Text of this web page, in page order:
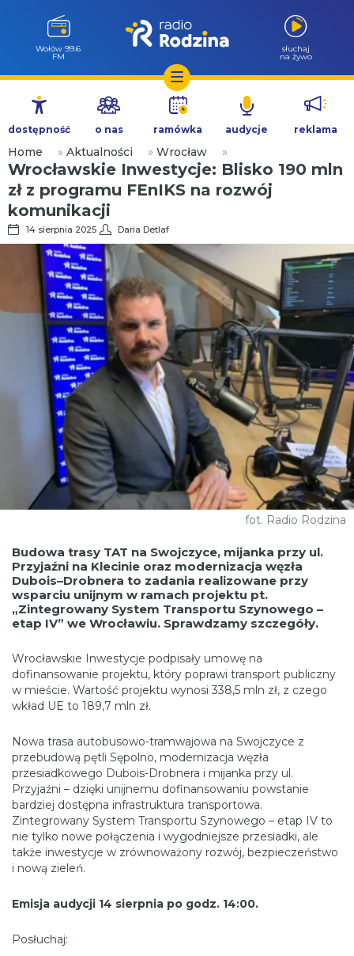
Przejdź
treści
Wołów 99.6
FM
słuchaj
na żywo
dostępność o nas ramówka audycje reklama
Home » Aktualności » Wrocław »
Wrocławskie Inwestycje: Blisko 190 mln
zł z programu FEnIKS na rozwój
komunikacji
14 sierpnia 2025 Daria Detlaf
fot. Radio Rodzina
Budowa trasy TAT na Swojczyce, mijanka przy ul.
Przyjaźni na Klecinie oraz modernizacja węzła
Dubois–Drobnera to zadania realizowane przy
wsparciu unijnym w ramach projektu pt.
„Zintegrowany System Transportu Szynowego –
etap IV” we Wrocławiu. Sprawdzamy szczegóły.
Wrocławskie Inwestycje podpisały umowę na
dofinansowanie projektu, który poprawi transport publiczny
w mieście. Wartość projektu wynosi 338,5 mln zł, z czego
wkład UE to 189,7 mln zł.
Nowa trasa autobusowo-tramwajowa na Swojczyce z
przebudową pętli Sępolno, modernizacja węzła
przesiadkowego Dubois-Drobnera i mijanka przy ul.
Przyjaźni – dzięki unijnemu dofinansowaniu powstanie
bardziej dostępna infrastruktura transportowa.
Zintegrowany System Transportu Szynowego – etap IV to
nie tylko nowe połączenia i wygodniejsze przesiadki, ale
także inwestycje w zrównoważony rozwój, bezpieczeństwo
i nową zieleń.
Emisja audycji 14 sierpnia po godz. 14:00.
Posłuchaj: